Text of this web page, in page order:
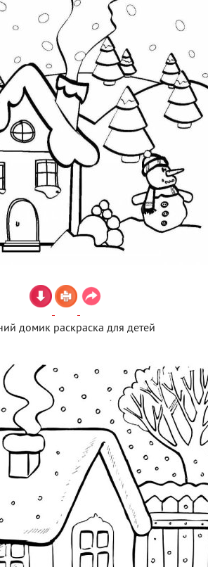
домик раскраска для детей